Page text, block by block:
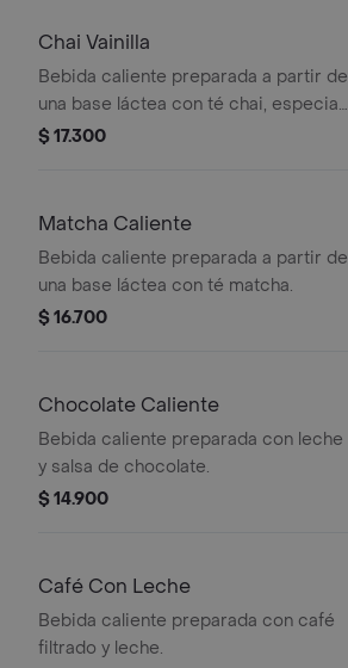
Chai Vainilla
Bebida caliente preparada a partir de
una base láctea con té chai, especias,
sabor de vainilla, endulzado con miel y
$ 17.300
Matcha Caliente
Bebida caliente preparada a partir de
una base láctea con té matcha.
$ 16.700
Chocolate Caliente
Bebida caliente preparada con leche
y salsa de chocolate.
$ 14.900
Café Con Leche
Bebida caliente preparada con café
filtrado y leche.